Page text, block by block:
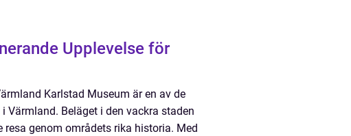
Upplevelse för
Karlstad Museum är en av de
Beläget i den vackra staden
resa genom områdets rika historia. Med